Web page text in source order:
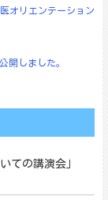
オリエンテーション
開しました。
ての講演会」